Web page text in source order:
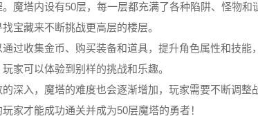
。魔塔内设有50层，每一层都充满了各种陷阱、怪物
宝藏来不断挑战更高层的楼层。
通过收集金币、购买装备和道具，提升角色属性和技
家可以体验到别样的挑战和乐趣。
深入，魔塔的难度也会逐渐增加，玩家需要不断调
家才能成功通关并成为50层魔塔的勇者！